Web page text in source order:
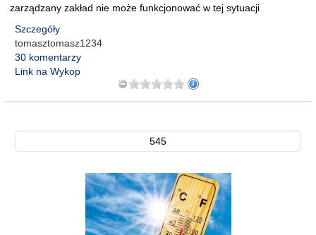
zarządzany zakład nie może funkcjonować w tej sytuacji
Szczegóły
tomasztomasz1234
30 komentarzy
Link na Wykop
545